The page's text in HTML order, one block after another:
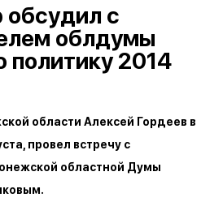
обсудил с
облдумы
2014
области Алексей Гордеев в
провел встречу с
областной Думы